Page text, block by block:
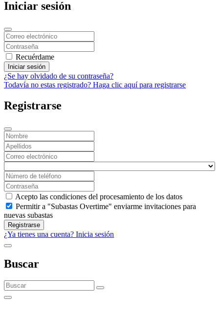
Iniciar sesión
Recuérdame
Iniciar sesión
¿Se hay olvidado de su contraseña?
Todavía no estas registrado? Haga clic aquí para registrarse
Registrarse
Acepto las condiciones del procesamiento de los datos
Permitir a "Subastas Overtime" enviarme invitaciones para
nuevas subastas
Registrarse
¿Ya tienes una cuenta? Inicia sesión
Buscar